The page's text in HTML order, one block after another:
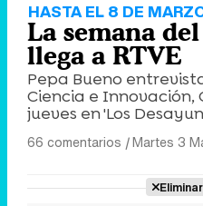
HASTA EL 8 DE
La semana
llega a RTVE
Pepa Bueno
Ciencia e Innovación,
jueves en 'Los
66 comentarios |Martes 3